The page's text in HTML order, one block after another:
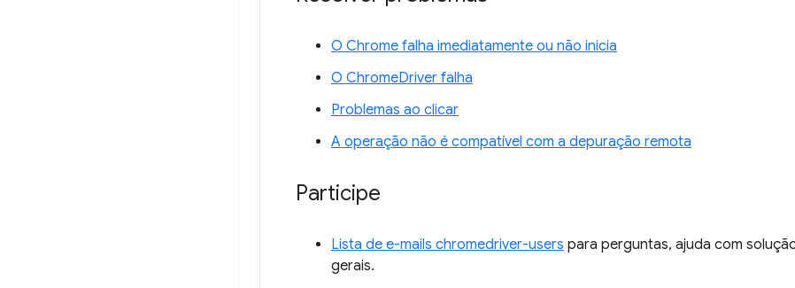
O Chrome falha imediatamente ou não inicia
O ChromeDriver falha
Problemas ao clicar
A operação não é compatível com a depuração remota
Participe
Lista de e-mails chromedriver-users para perguntas, ajuda com
gerais.